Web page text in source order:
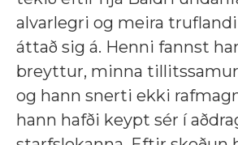
alvarlegri og meira
áttað sig á. Henni fannst
breyttur, minna
og hann snerti ekki
hann hafði keypt sér í